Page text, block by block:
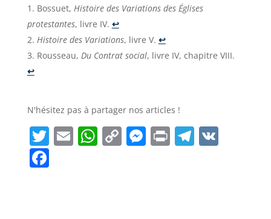
Bossuet, ​Histoire des Variations des Églises
protestantes, livre IV. ↩︎
Histoire ​des Variations, livre V. ↩︎
Rousseau, ​ Du Contrat social, livre IV, chapitre VIII.
↩︎
N'hésitez pas à partager nos articles !
T
w
it
E W C M P T V
F